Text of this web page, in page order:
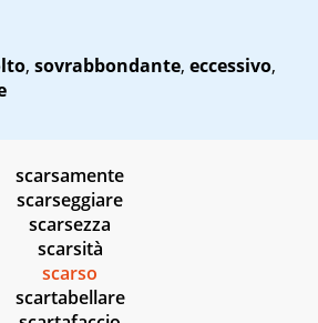
, sovrabbondante, eccessivo,
scarsamente
scarseggiare
scarsezza
scarsità
scarso
scartabellare